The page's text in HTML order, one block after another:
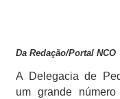
Da Redação/Portal NCO
A Delegacia de
um grande